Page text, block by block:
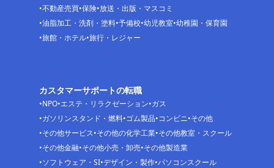
不動産売買 保険 放送・出版・マスコミ
油脂加工・洗剤・塗料 予備校 幼児教室 幼稚園・保育園
旅館・ホテル 旅行・レジャー
カスタマーサポートの転職
NPO エステ・リラクゼーション ガス
ガソリンスタンド・燃料 ゴム製品 コンビニ その他
その他サービス その他の化学工業 その他教室・スクール
その他金融 その他小売・卸売 その他製造業
ソフトウェア・SI デザイン・製作 パソコンスクール